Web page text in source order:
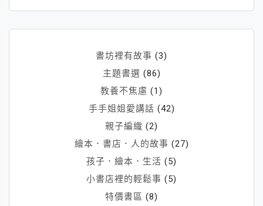
書坊裡有故事 (3)
主題書選 (86)
教養不焦慮 (1)
手手姐姐愛講話 (42)
親子編織 (2)
繪本．書店．人的故事 (27)
孩子．繪本．生活 (5)
小書店裡的輕鬆事 (5)
特價書區 (8)